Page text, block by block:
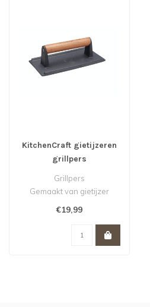
KitchenCraft gietijzeren
grillpers
Grillpers
Gemaakt van gietijzer
Afmetingen 21 cm x 11 cm x
€19,99